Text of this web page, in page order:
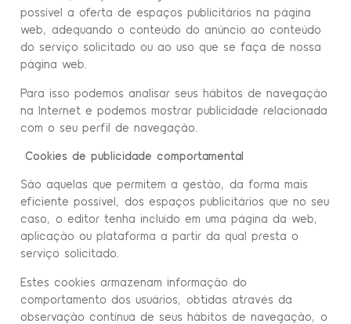
possível a oferta de espaços publicitários na página
web, adequando o conteúdo do anúncio ao conteúdo
do serviço solicitado ou ao uso que se faça de nossa
página web.
Para isso podemos analisar seus hábitos de navegação
na Internet e podemos mostrar publicidade relacionada
com o seu perfil de navegação.
Cookies de publicidade comportamental
São aquelas que permitem a gestão, da forma mais
eficiente possível, dos espaços publicitários que no seu
caso, o editor tenha incluído em uma página da web,
aplicação ou plataforma a partir da qual presta o
serviço solicitado.
Estes cookies armazenam informação do
comportamento dos usuários, obtidas através da
observação contínua de seus hábitos de navegação, o